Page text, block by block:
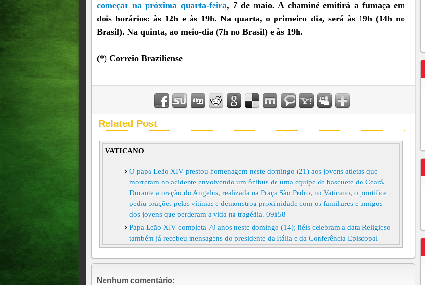
começar na próxima quarta-feira, 7 de maio. A chaminé emitirá a fumaça em
dois horários: às 12h e às 19h. Na quarta, o primeiro dia, será às 19h (14h no
Brasil). Na quinta, ao meio-dia (7h no Brasil) e às 19h.
(*) Correio Braziliense
Related Post
VATICANO
O papa Leão XIV prestou homenagem neste domingo (21) aos jovens atletas que
morreram no acidente envolvendo um ônibus de uma equipe de basquete do Ceará.
Durante a oração do Angelus, realizada na Praça São Pedro, no Vaticano, o pontífice
pediu orações pelas vítimas e demonstrou proximidade com os familiares e amigos
dos jovens que perderam a vida na tragédia. 09h58
Papa Leão XIV completa 70 anos neste domingo (14); fiéis celebram a data Religioso
também já recebeu mensagens do presidente da Itália e da Conferência Episcopal
Italiana
Vaticano divulgou ontem, Brasão e Lema do Papa Leão XIV, veja o significado
NOVO PAPA Papa Leão XIV critica materialismo e falta de fé: "Preferem dinheiro,
Nenhum comentário: